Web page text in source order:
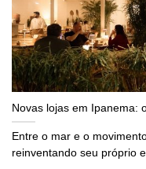
Novas lojas em Ipanema:
Entre o mar e o
reinventando seu próprio